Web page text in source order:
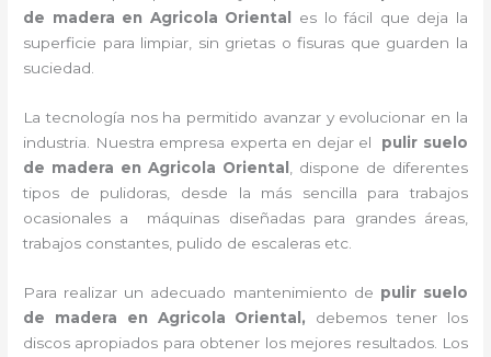
de madera en Agricola Oriental es lo fácil que deja la
superficie para limpiar, sin grietas o fisuras que guarden la
suciedad.
La tecnología nos ha permitido avanzar y evolucionar en la
industria. Nuestra empresa experta en dejar el pulir suelo
de madera en Agricola Oriental
, dispone de diferentes
tipos de pulidoras, desde la más sencilla para trabajos
ocasionales a máquinas diseñadas para grandes áreas,
trabajos constantes, pulido de escaleras etc.
Para realizar un adecuado mantenimiento de pulir suelo
de madera en Agricola Oriental, debemos tener los
discos apropiados para obtener los mejores resultados. Los